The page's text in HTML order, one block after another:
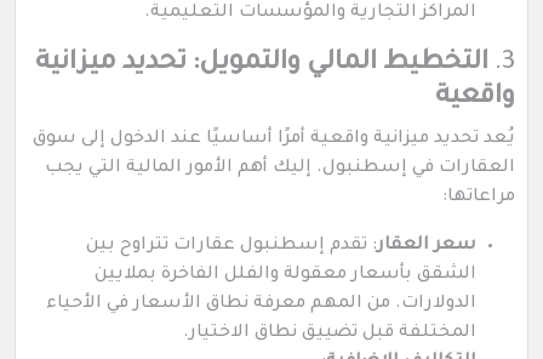
المراكز التجارية والمؤسسات التعليمية.
3. التخطيط المالي والتمويل: تحديد ميزانية
واقعية
يُعد تحديد ميزانية واقعية أمرًا أساسيًا عند الدخول إلى سوق
العقارات في إسطنبول. إليك أهم الأمور المالية التي يجب
مراعاتها:
سعر العقار: تقدم إسطنبول عقارات تتراوح بين
الشقق بأسعار معقولة والفلل الفاخرة بملايين
الدولارات. من المهم معرفة نطاق الأسعار في الأحياء
المختلفة قبل تضييق نطاق الاختيار.